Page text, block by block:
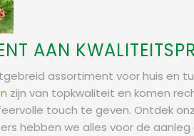
AAN
assortiment voor huis en
zijn van topkwaliteit en komen
touch te geven. Ontdek
hebben we alles voor de